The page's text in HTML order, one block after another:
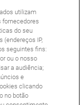
| 2025
utilizam
fornecedores
do seu
(endereços IP,
seguintes fins:
ou o nosso
a audiência;
e
clicando
no botão